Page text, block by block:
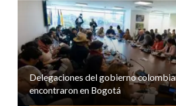
Delegaciones del gobierno
encontraron en Bogotá